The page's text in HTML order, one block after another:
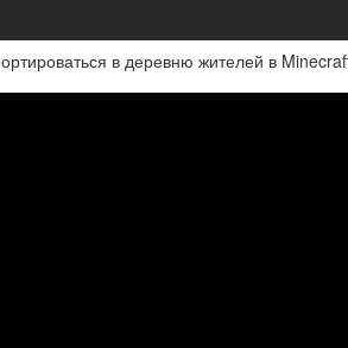
в деревню жителей в